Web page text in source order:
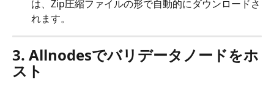
は、Zip圧縮ファイルの形で自動的にダウンロードさ
れます。
3. Allnodesでバリデータノードをホ
スト